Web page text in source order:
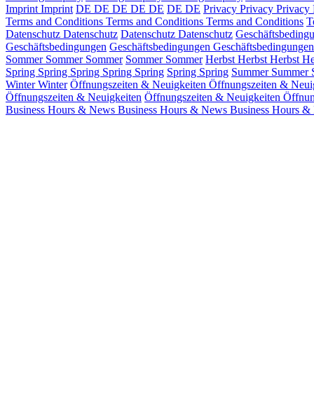
Imprint Imprint DE DE DE DE DE DE DE Privacy Privacy Privacy
Terms and Conditions Terms and Conditions Terms and Conditions
Datenschutz Datenschutz Datenschutz Datenschutz
Geschäftsbedingungen Geschäftsbedingungen Geschäftsbedingungen
Sommer Sommer Sommer Sommer Sommer Herbst Herbst Herbst
Spring Spring Spring Spring Spring Spring Spring Summer Summer
WinterWinter Öffnungszeiten & Neuigkeiten Öffnungszeiten &
Öffnungszeiten & Neuigkeiten Öffnungszeiten & Neuigkeiten
Business Hours & News Business Hours & News Business Hours &